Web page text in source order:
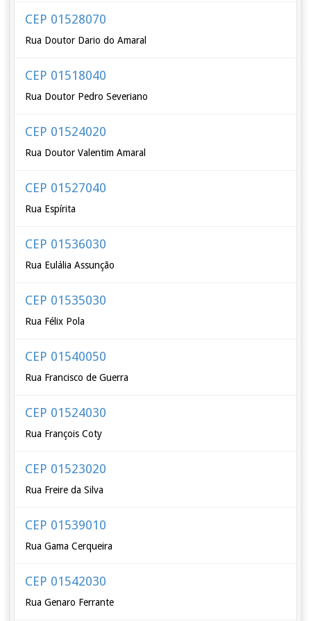
CEP 01528070
Rua Doutor Dario do Amaral
CEP 01518040
Rua Doutor Pedro Severiano
CEP 01524020
Rua Doutor Valentim Amaral
CEP 01527040
Rua Espírita
CEP 01536030
Rua Eulália Assunção
CEP 01535030
Rua Félix Pola
CEP 01540050
Rua Francisco de Guerra
CEP 01524030
Rua François Coty
CEP 01523020
Rua Freire da Silva
CEP 01539010
Rua Gama Cerqueira
CEP 01542030
Rua Genaro Ferrante